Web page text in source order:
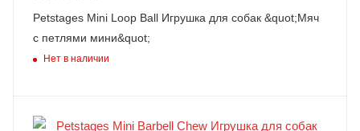
Petstages Mini Loop Ball Игрушка для собак &quot;Мяч
с петлями мини&quot;
Нет в наличии